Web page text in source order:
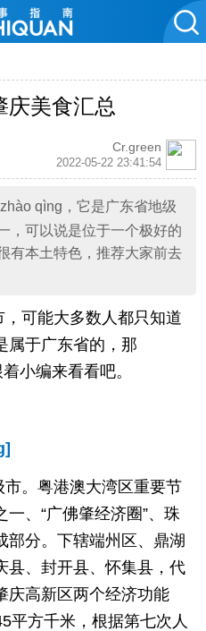
庆美食汇总
Cr.green
2022-05-22 23:41:54
qìng，它是广东省地级
，可以说是位于一个极好的
有本土特色，推荐大家前去
可能大多数人都只知道
属于广东省的，那
小编来看看吧。
。粤港澳大湾区重要节
、“广佛肇经济圈”、珠
分。下辖端州区、鼎湖
县、封开县、怀集县，代
庆高新区两个经济功能
平方千米，根据第七次人